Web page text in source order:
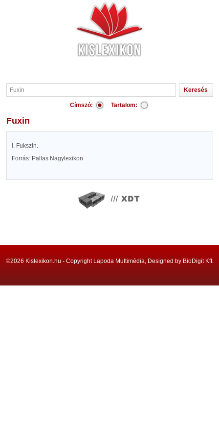
Címszó: Tartalom:
Fuxin
l. Fukszin.
Forrás: Pallas Nagylexikon
©2026 Kislexikon.hu - Copyright Lapoda Multimédia, Designed by BioDigit Kft.